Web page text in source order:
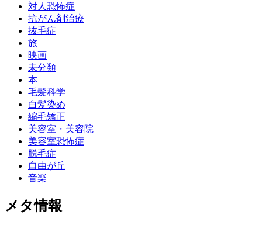
対人恐怖症
抗がん剤治療
抜毛症
旅
映画
未分類
本
毛髪科学
白髪染め
縮毛矯正
美容室・美容院
美容室恐怖症
脱毛症
自由が丘
音楽
メタ情報